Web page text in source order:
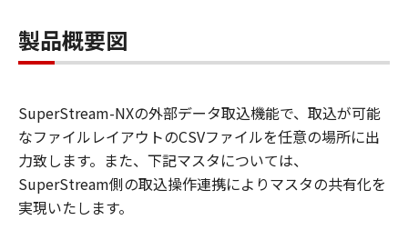
製品概要図
SuperStream-NXの外部データ取込機能で、取込が可能
なファイルレイアウトのCSVファイルを任意の場所に出
力致します。また、下記マスタについては、
SuperStream側の取込操作連携によりマスタの共有化を
実現いたします。